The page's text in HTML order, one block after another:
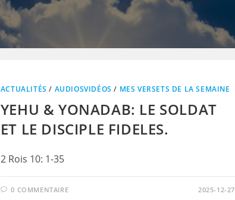
ACTUALITÉS / AUDIOSVIDÉOS / MES VERSETS DE LA SEMAINE
YEHU & YONADAB: LE SOLDAT
ET LE DISCIPLE FIDELES.
2 Rois 10: 1-35
0 COMMENTAIRE 2025-12-27